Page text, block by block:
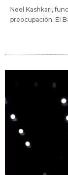
Neel Kashkari,
preocupación. El